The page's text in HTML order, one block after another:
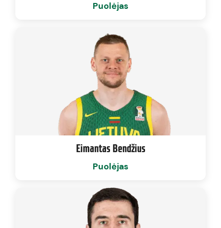
Puolėjas
Eimantas Bendžius
Puolėjas